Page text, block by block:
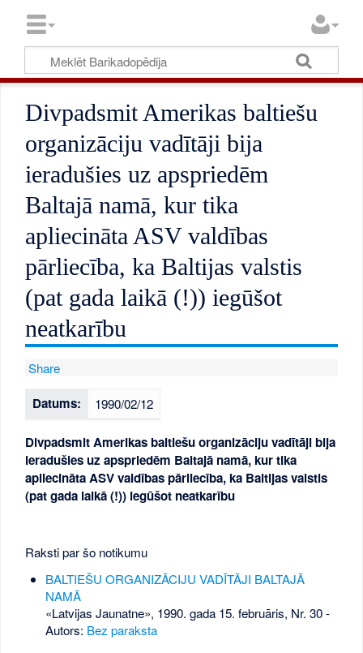
Divpadsmit Amerikas baltiešu
organizāciju vadītāji bija
ieradušies uz apspriedēm
Baltajā namā, kur tika
apliecināta ASV valdības
pārliecība, ka Baltijas valstis
(pat gada laikā (!)) iegūšot
neatkarību
Share
Datums: 1990/02/12
Divpadsmit Amerikas baltiešu organizāciju vadītāji bija
ieradušies uz apspriedēm Baltajā namā, kur tika
apliecināta ASV valdības pārliecība, ka Baltijas valstis
(pat gada laikā (!)) iegūšot neatkarību
Raksti par šo notikumu
BALTIEŠU ORGANIZĀCIJU VADĪTĀJI BALTAJĀ
NAMĀ
«Latvijas Jaunatne», 1990. gada 15. februāris, Nr. 30-
Autors: Bez paraksta